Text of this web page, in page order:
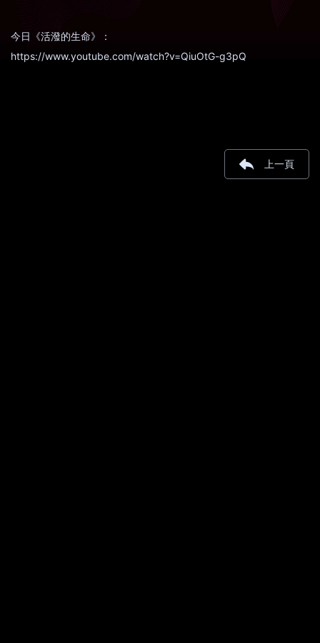
今日《活潑的生命》：
https://www.youtube.com/watch?v=QiuOtG-g3pQ
上一頁